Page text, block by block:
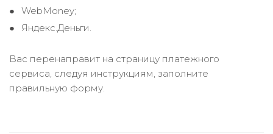
WebMoney;
Яндекс.Деньги.
Вас перенаправит на страницу платежного
сервиса, следуя инструкциям, заполните
правильную форму.